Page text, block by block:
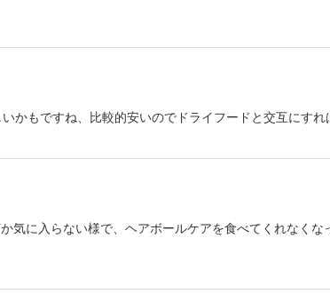
かもですね、比較的安いのでドライフードと交互にす
に入らない様で、ヘアボールケアを食べてくれなくな